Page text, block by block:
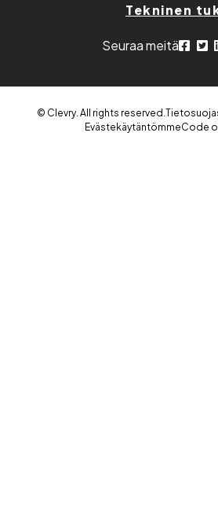
Tekninen
Seuraa meitä
© Clevry. All rights reserved.
EvästekäytäntömmeCode